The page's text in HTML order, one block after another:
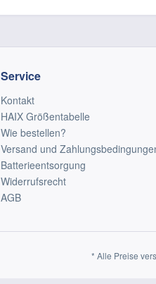
Service
Kontakt
HAIX Größentabelle
Wie bestellen?
Versand und
Batterieentsorgung
Widerrufsrecht
AGB
* Alle Preise